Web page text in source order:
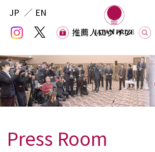
JP
EN
推薦人ログイン
推薦人ログイン
Japan Prize
Press Room